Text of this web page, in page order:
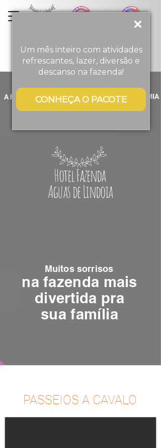
Um mês inteiro com atividades
refrescantes, lazer, diversão e
descanso na fazenda!
CONHEÇA O PACOTE
A FAZENDA ACOMODAÇÕES GASTRONOMIA
Hotel Fazenda
Aguas de Lindoia
Muitos sorrisos
na fazenda mais
divertida pra
suafamília
PASSEIOS A CAVALO